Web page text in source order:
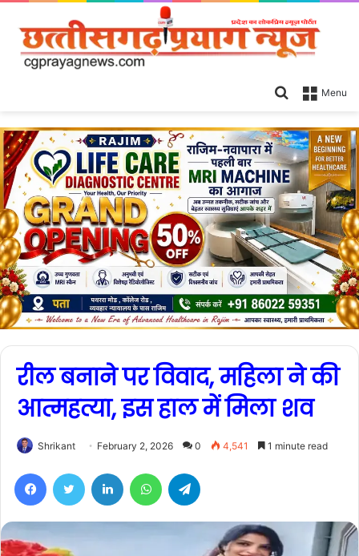
Menu
Search
रील बनाने पर विवाद, महिला ने की
आत्महत्या, इस हाल में मिला शव
Shrikant February 2, 2026 0 4,541 1 minute read